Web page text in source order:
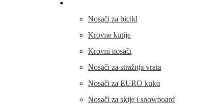
Nosači za bicikl
Krovne kutije
Krovni nosači
Nosači za stražnja vrata
Nosači za EURO kuku
Nosači za skije i snowboard